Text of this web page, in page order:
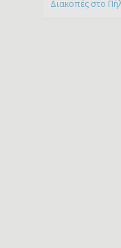
Διακοπές στο